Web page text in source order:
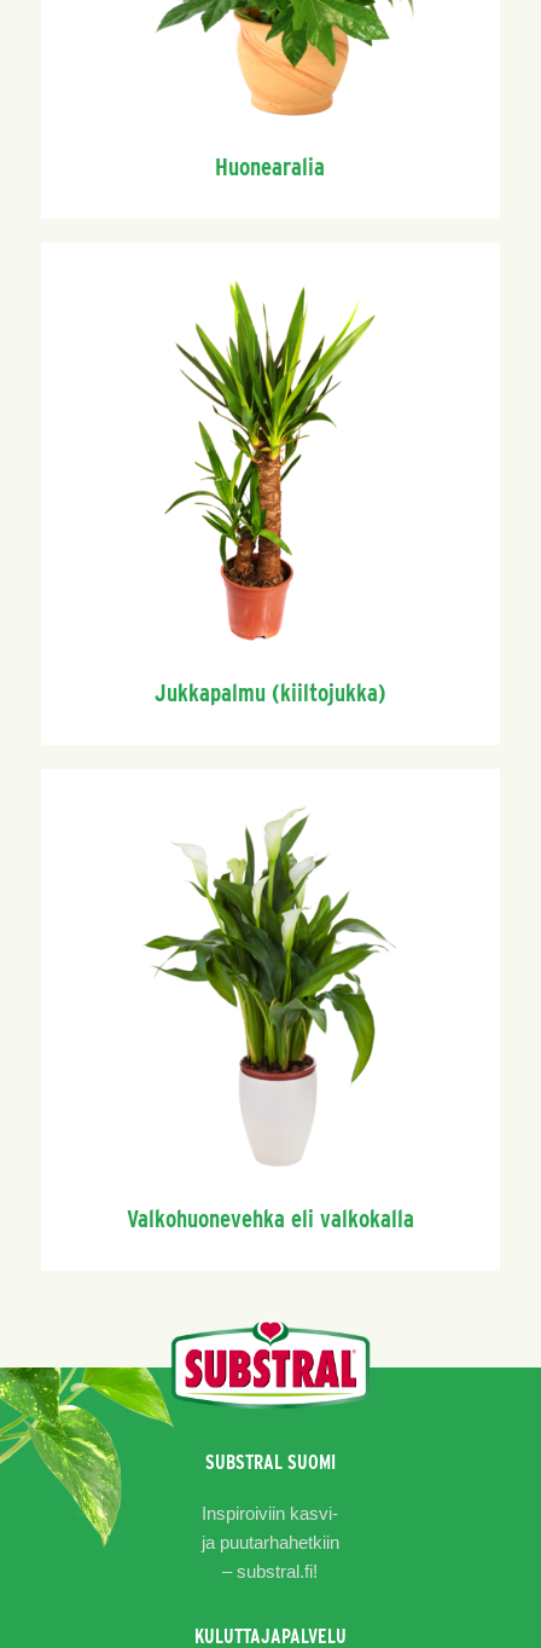
Huonearalia
Jukkapalmu (kiiltojukka)
Valkohuonevehka eli valkokalla
SUBSTRAL SUOMI
Inspiroiviin kasvi-
ja puutarhahetkiin
–substral.fi!
KULUTTAJAPALVELU